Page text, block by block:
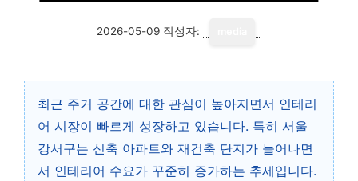
2026-05-09 작성자:
최근 주거 공간에 대한 관심이 높아지면서 인테리
어 시장이 빠르게 성장하고 있습니다. 특히 서울
강서구는 신축 아파트와 재건축 단지가 늘어나면
서 인테리어 수요가 꾸준히 증가하는 추세입니다.